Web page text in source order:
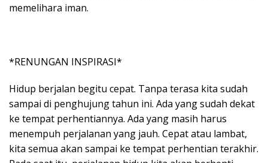
memelihara iman.
*RENUNGAN INSPIRASI*
Hidup berjalan begitu cepat. Tanpa terasa kita sudah
sampai di penghujung tahun ini. Ada yang sudah dekat
ke tempat perhentiannya. Ada yang masih harus
menempuh perjalanan yang jauh. Cepat atau lambat,
kita semua akan sampai ke tempat perhentian terakhir.